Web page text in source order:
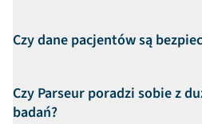
Czy dane pacjentów są
Czy Parseur poradzi sobie z
badań?